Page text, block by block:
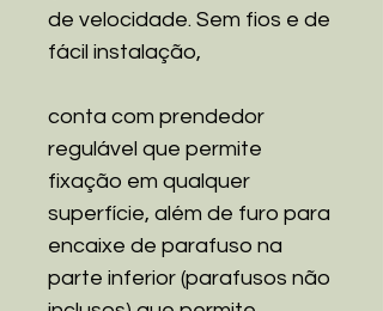
de velocidade. Sem fios e de
fácil instalação,
conta com prendedor
regulável que permite
fixação em qualquer
superfície, além de furo para
encaixe de parafuso na
parte inferior (parafusos não